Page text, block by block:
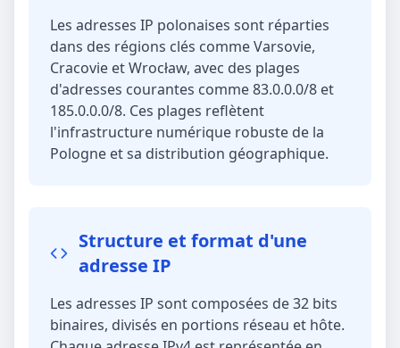
Les adresses IP polonaises sont réparties
dans des régions clés comme Varsovie,
Cracovie et Wrocław, avec des plages
d'adresses courantes comme 83.0.0.0/8 et
185.0.0.0/8. Ces plages reflètent
l'infrastructure numérique robuste de la
Pologne et sa distribution géographique.
Structure et format d'une
adresse IP
Les adresses IP sont composées de 32 bits
binaires, divisés en portions réseau et hôte.